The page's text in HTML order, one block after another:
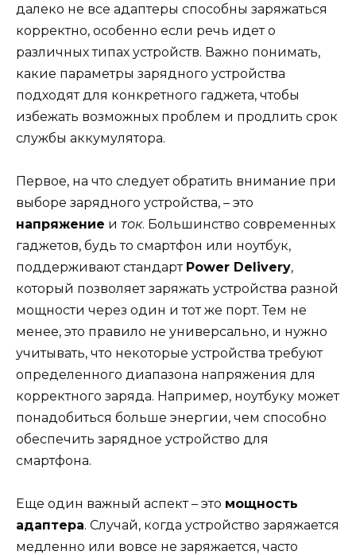
далеко не все адаптеры способны заряжаться
корректно, особенно если речь идет о
различных типах устройств. Важно понимать,
какие параметры зарядного устройства
подходят для конкретного гаджета, чтобы
избежать возможных проблем и продлить срок
службы аккумулятора.
Первое, на что следует обратить внимание при
выборе зарядного устройства, – это
напряжение и ток. Большинство современных
гаджетов, будь то смартфон или ноутбук,
поддерживают стандарт Power Delivery,
который позволяет заряжать устройства разной
мощности через один и тот же порт. Тем не
менее, это правило не универсально, и нужно
учитывать, что некоторые устройства требуют
определенного диапазона напряжения для
корректного заряда. Например, ноутбуку может
понадобиться больше энергии, чем способно
обеспечить зарядное устройство для
смартфона.
Еще один важный аспект – это мощность
адаптера. Случай, когда устройство заряжается
медленно или вовсе не заряжается, часто